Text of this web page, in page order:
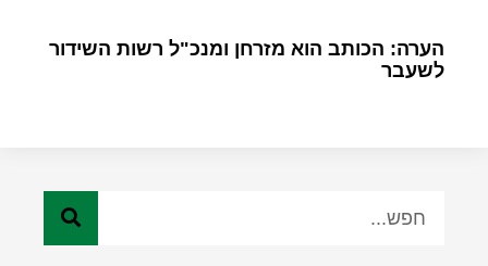
הערה: הכותב הוא מזרחן ומנכ"ל רשות השידור
לשעבר